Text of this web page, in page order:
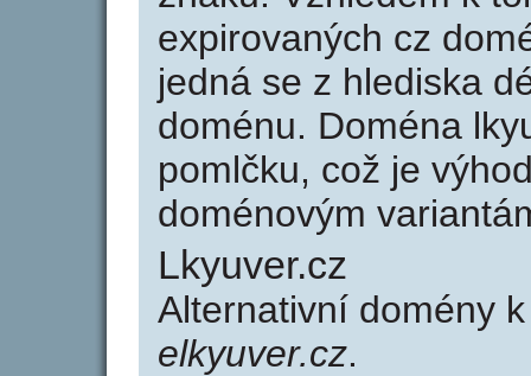
expirovaných cz
jedná se z hlediska
doménu. Doména
pomlčku, což je
doménovým
Lkyuver.cz
Alternativní domény
elkyuver.cz.